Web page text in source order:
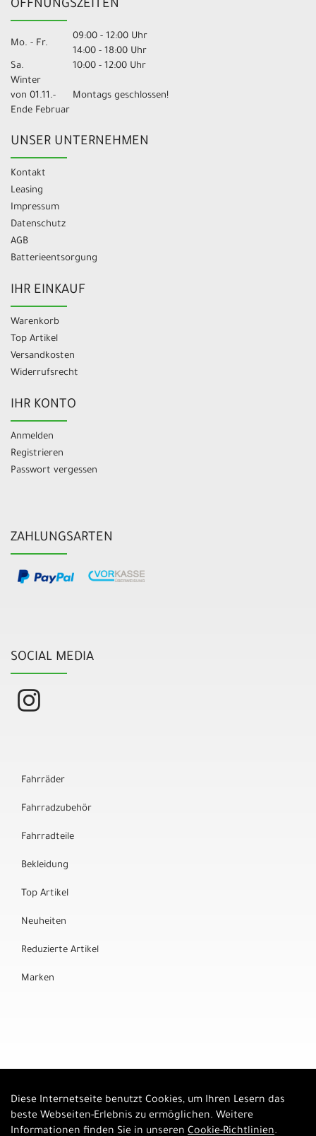
ÖFFNUNGSZEITEN
Mo. - Fr.
09:00 - 12:00 Uhr
14:00 - 18:00 Uhr
Sa.
10:00 - 12:00 Uhr
Winter
von 01.11.-
Ende Februar
Montags geschlossen!
UNSER UNTERNEHMEN
Kontakt
Leasing
Impressum
Datenschutz
AGB
Batterieentsorgung
IHR EINKAUF
Warenkorb
Top Artikel
Versandkosten
Widerrufsrecht
IHR KONTO
Anmelden
Registrieren
Passwort vergessen
ZAHLUNGSARTEN
SOCIAL MEDIA
Fahrräder
Fahrradzubehör
Fahrradteile
Bekleidung
Top Artikel
Neuheiten
Reduzierte Artikel
Marken
Diese Internetseite benutzt Cookies, um Ihren Lesern das
beste Webseiten-Erlebnis zu ermöglichen. Weitere
Informationen finden Sie in unseren Cookie-Richtlinien.
Auftrag widerrufen